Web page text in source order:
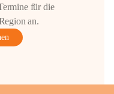
für die
an.